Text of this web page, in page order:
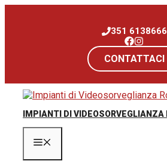
351 6138666
CONTATTACI
IMPIANTI DI VIDEOSORVEGLIANZA